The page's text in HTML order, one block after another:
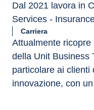
Dal 2021 lavora in
Services -
Carriera
Attualmente
della Unit Business
particolare ai clienti
innovazione, con